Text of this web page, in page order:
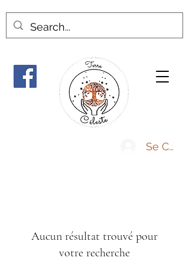
Se
Aucun résultat trouvé pour
votre recherche